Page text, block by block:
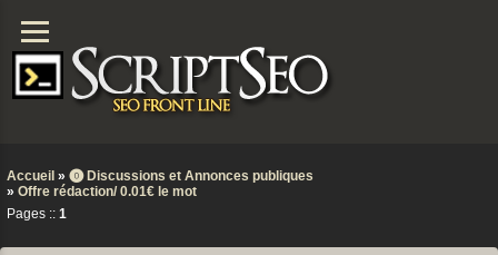
Accueil » ⓿ Discussions et Annonces publiques
» Offre rédaction/ 0.01€ le mot
Pages :: 1